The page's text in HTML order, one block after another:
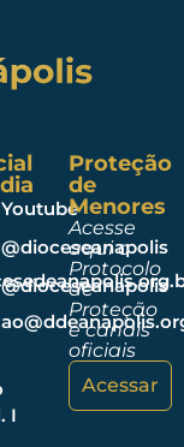
I
Youtube
@dioceseanapolis
@dioceseanapolis
Proteção
de
Menores
Acesse
aqui o
Protocolo
de
Proteção
e canais
oficiais
Acessar